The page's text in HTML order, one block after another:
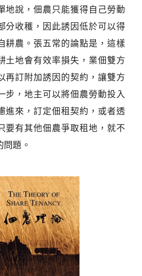
地說，佃農只能獲得自己勞動
分收穫，因此誘因低於可以得
耕農。張五常的論點是，這樣
土地會有效率損失，業佃雙方
再訂附加誘因的契約，讓雙方
步，地主可以將佃農勞動投入
進來，訂定佃租契約，或者透
要有其他佃農爭取租地，就不
題。